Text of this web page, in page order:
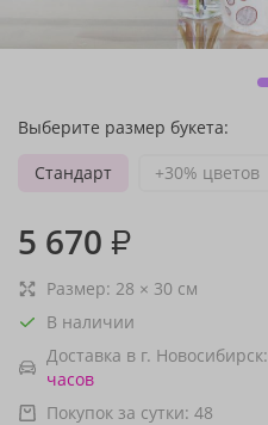
Выберите размер букета:
Стандарт
+30% цветов
5 670 ₽
Размер: 28 × 30 см
В наличии
Доставка в г. Новосибирск:
часов
Покупок за сутки: 48